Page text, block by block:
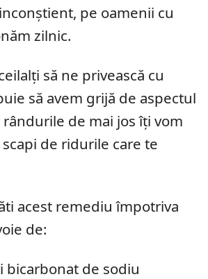
pe oamenii cu
zilnic.
să ne privească cu
să avem grijă de aspectul
de mai jos îți vom
de ridurile care te
acest remediu împotriva
de:
bicarbonat de sodiu